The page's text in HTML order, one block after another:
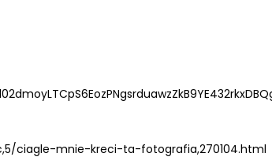
ciagle-mnie-kreci-ta-fotografia,270104.html